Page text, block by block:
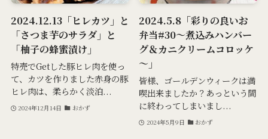
2024.12.13「ヒレカツ」と
「さつま芋のサラダ」と
「柚子の蜂蜜漬け」
特売でGetした豚ヒレ肉を使っ
て、カツを作りました赤身の豚
ヒレ肉は、柔らかく淡泊...
2024年12月14日 おかず
2024.5.8「彩りの良いお
弁当#30～煮込みハンバー
グ＆カニクリームコロッケ
～」
皆様、ゴールデンウィークは満
喫出来ましたか？あっという間
に終わってしまいまし...
2024年5月9日 おかず